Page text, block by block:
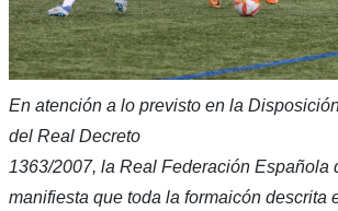
En atención a lo previsto en la
del Real Decreto
1363/2007, la Real Federación Española
manifiesta que toda la formaicón descrita